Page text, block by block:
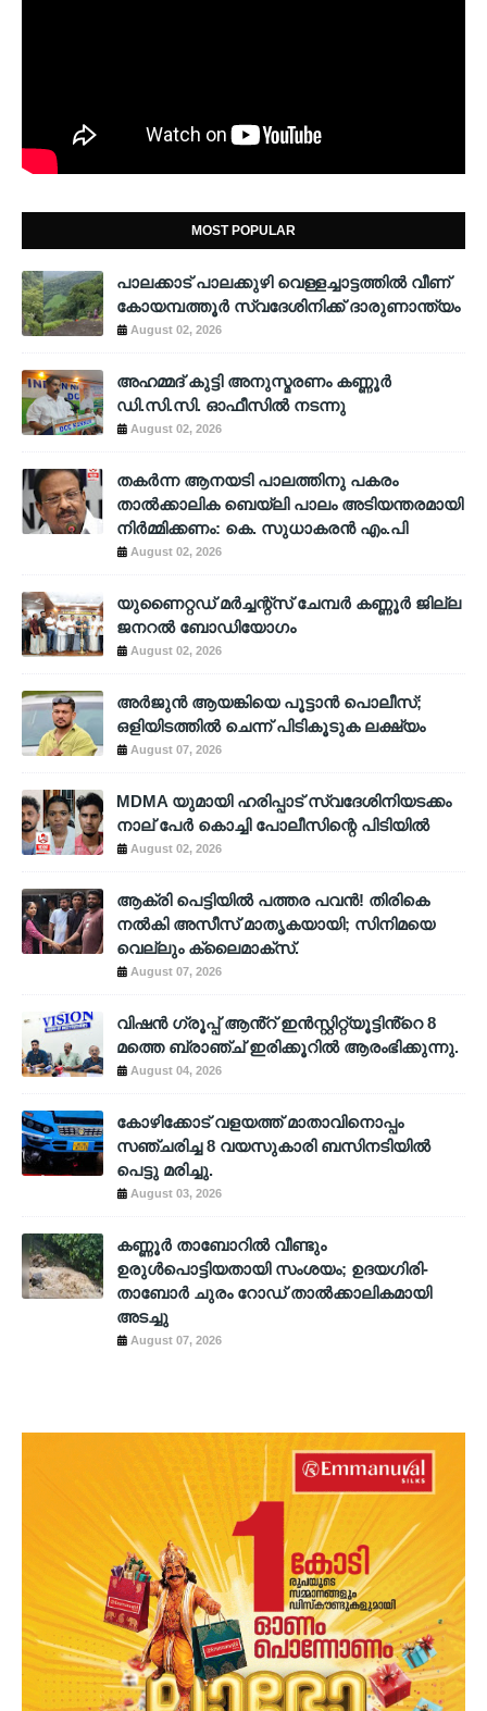
MOST POPULAR
പാലക്കാട് പാലക്കുഴി വെള്ളച്ചാട്ടത്തില്‍ വീണ്
കോയമ്പത്തൂര്‍ സ്വദേശിനിക്ക് ദാരുണാന്ത്യം
August 02, 2026
അഹമ്മദ് കുട്ടി അനുസ്മരണം കണ്ണൂർ
ഡി.സി.സി. ഓഫീസിൽ നടന്നു
August 02, 2026
തകർന്ന ആനയടി പാലത്തിനു പകരം
താൽക്കാലിക ബെയ്‌ലി പാലം അടിയന്തരമായി
നിർമ്മിക്കണം: കെ. സുധാകരൻ എം.പി
August 02, 2026
യുണൈറ്റഡ് മർച്ചന്റ്സ് ചേമ്പർ കണ്ണൂർ ജില്ല
ജനറൽ ബോഡിയോഗം
August 02, 2026
അര്‍ജുന്‍ ആയങ്കിയെ പൂട്ടാന്‍ പൊലീസ്;
ഒളിയിടത്തില്‍ ചെന്ന് പിടികൂടുക ലക്ഷ്യം
August 07, 2026
MDMA യുമായി ഹരിപ്പാട് സ്വദേശിനിയടക്കം
നാല് പേർ കൊച്ചി പോലീസിന്റെ പിടിയിൽ
August 02, 2026
ആക്രി പെട്ടിയിൽ പത്തര പവൻ! തിരികെ
നൽകി അസീസ് മാതൃകയായി; സിനിമയെ
വെല്ലും ക്ലൈമാക്സ്.
August 07, 2026
വിഷൻ ഗ്രൂപ്പ് ആൻ്റ് ഇൻസ്റ്റിറ്റ്യൂട്ടിൻ്റെ 8
മത്തെ ബ്രാഞ്ച് ഇരിക്കൂറിൽ ആരംഭിക്കുന്നു.
August 04, 2026
കോഴിക്കോട് വളയത്ത് മാതാവിനൊപ്പം
സഞ്ചരിച്ച 8 വയസുകാരി ബസിനടിയിൽ
പെട്ടു മരിച്ചു.
August 03, 2026
കണ്ണൂർ താബോറിൽ വീണ്ടും
ഉരുൾപൊട്ടിയതായി സംശയം; ഉദയഗിരി-
താബോർ ചുരം റോഡ് താൽക്കാലികമായി
അടച്ചു
August 07, 2026